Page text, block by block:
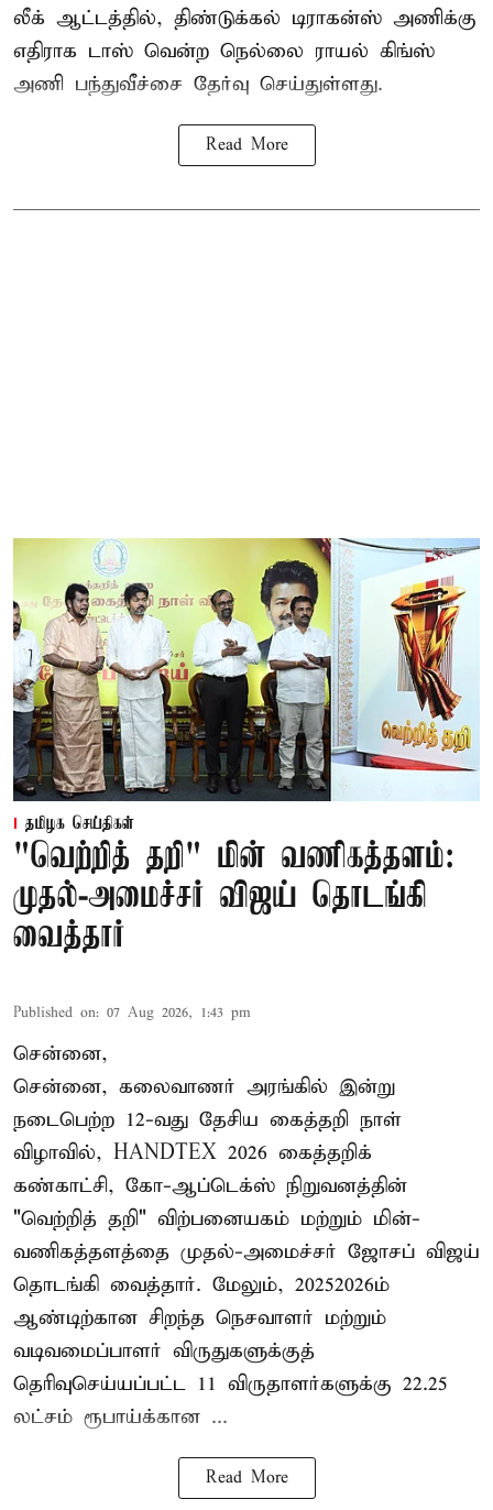
லீக் ஆட்டத்தில், திண்டுக்கல் டிராகன்ஸ் அணிக்கு
எதிராக டாஸ் வென்ற நெல்லை ராயல் கிங்ஸ்
அணி பந்துவீச்சை தேர்வு செய்துள்ளது.
Read More
தமிழக செய்திகள்
"வெற்றித் தறி" மின் வணிகத்தளம்:
முதல்-அமைச்சர் விஜய் தொடங்கி
வைத்தார்
Published on: 07 Aug 2026, 1:43 pm
சென்னை,
சென்னை, கலைவாணர் அரங்கில் இன்று
நடைபெற்ற 12-வது தேசிய கைத்தறி நாள்
விழாவில், HANDTEX 2026 கைத்தறிக்
கண்காட்சி, கோ-ஆப்டெக்ஸ் நிறுவனத்தின்
"வெற்றித் தறி" விற்பனையகம் மற்றும் மின்-
வணிகத்தளத்தை முதல்-அமைச்சர் ஜோசப் விஜய்
தொடங்கி வைத்தார். மேலும், 2025–2026ம்
ஆண்டிற்கான சிறந்த நெசவாளர் மற்றும்
வடிவமைப்பாளர் விருதுகளுக்குத்
தெரிவுசெய்யப்பட்ட 11 விருதாளர்களுக்கு 22.25
லட்சம் ரூபாய்க்கான ...
Read More